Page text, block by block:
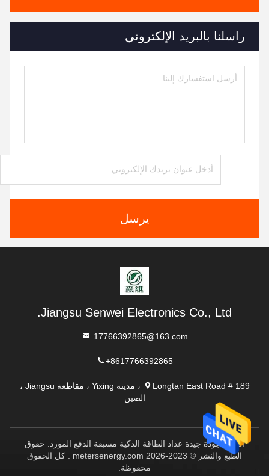
راسلنا بالبريد الإلكتروني
يرسل
Jiangsu Senwei Electronics Co., Ltd.
17766392865@163.com
+8617766392865
Longtan East Road # 189 ، مدينة Yixing ، مقاطعة Jiangsu ،
الصين
الصين جودة جيدة عداد الطاقة الذكية مسبقة الدفع المورد. حقوق
الطبع والنشر © 2023-2026 metersenergy.com . كل الحقوق
محفوظة.